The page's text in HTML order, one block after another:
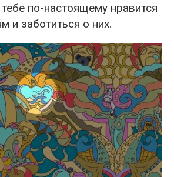
по-настоящему нравится
и заботиться о них.